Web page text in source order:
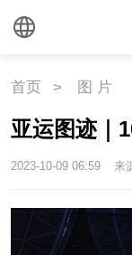
首页 > 图 片
亚运图迹｜
2023-10-09 06:59 来